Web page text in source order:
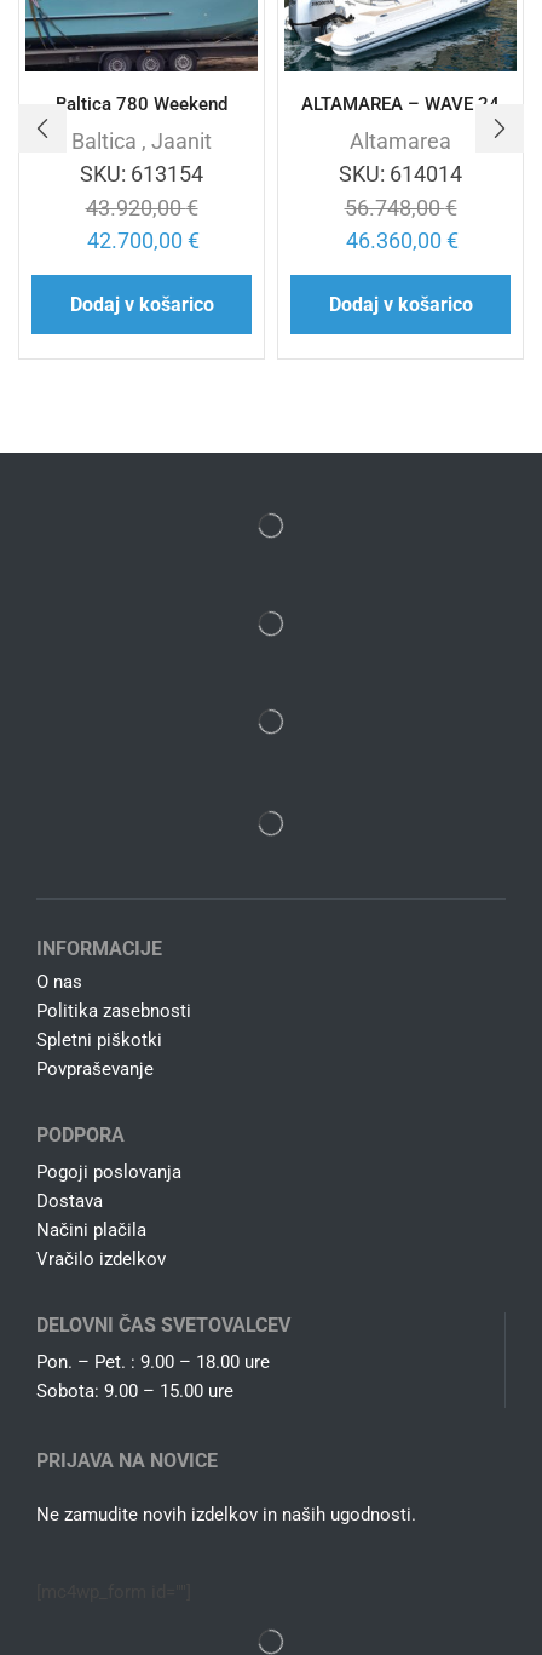
Baltica 780 Weekend
Baltica , Jaanit
SKU: 613154
43.920,00€
42.700,00 €
Dodaj v košarico
ALTAMAREA – WAVE 24
Altamarea
SKU: 614014
56.748,00€
46.360,00 €
Dodaj v košarico
INFORMACIJE
O nas
Politika zasebnosti
Spletni piškotki
Povpraševanje
PODPORA
Pogoji poslovanja
Dostava
Načini plačila
Vračilo izdelkov
DELOVNI ČAS SVETOVALCEV
Pon. – Pet. : 9.00 – 18.00 ure
Sobota: 9.00 – 15.00 ure
PRIJAVA NA NOVICE
Ne zamudite novih izdelkov in naših ugodnosti.